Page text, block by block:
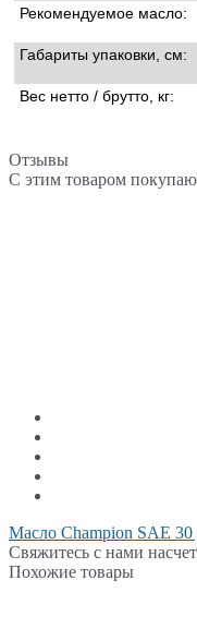
Рекомендуемое масло:
Габариты упаковки, см:
Вес нетто / брутто, кг:
Отзывы
С этим товаром
Масло Champion SAE 30
Свяжитесь с нами
Похожие товары